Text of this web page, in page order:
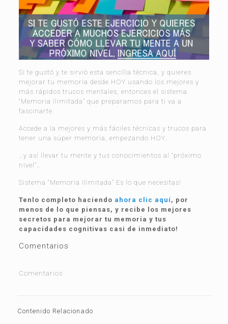
Si te gustó y te sirvió esta sencilla técnica, y quieres
mejorar tu memoria desde HOY usando los mejores y
más rápidos trucos mentales, entonces el sistema
“Memoria Ilimitada” que preparamos para ti va a
fascinarte.
Accede a la mejores y más fáciles técnicas y trucos para
tener una súper memoria, empezando HOY…
…y así llevar tu mente y tus conocimientos al “próximo
nivel”…
Sistema “Memoria Ilimitada” Es lo que necesitas!
Tenlo completo haciendo ahora clic aquí, por
menos de lo que piensas, y recibe los mejores
secretos para mejorar tu memoria y tus
capacidades cognitivas casi de inmediato!
Comentarios
Comentarios
Contenido Relacionado